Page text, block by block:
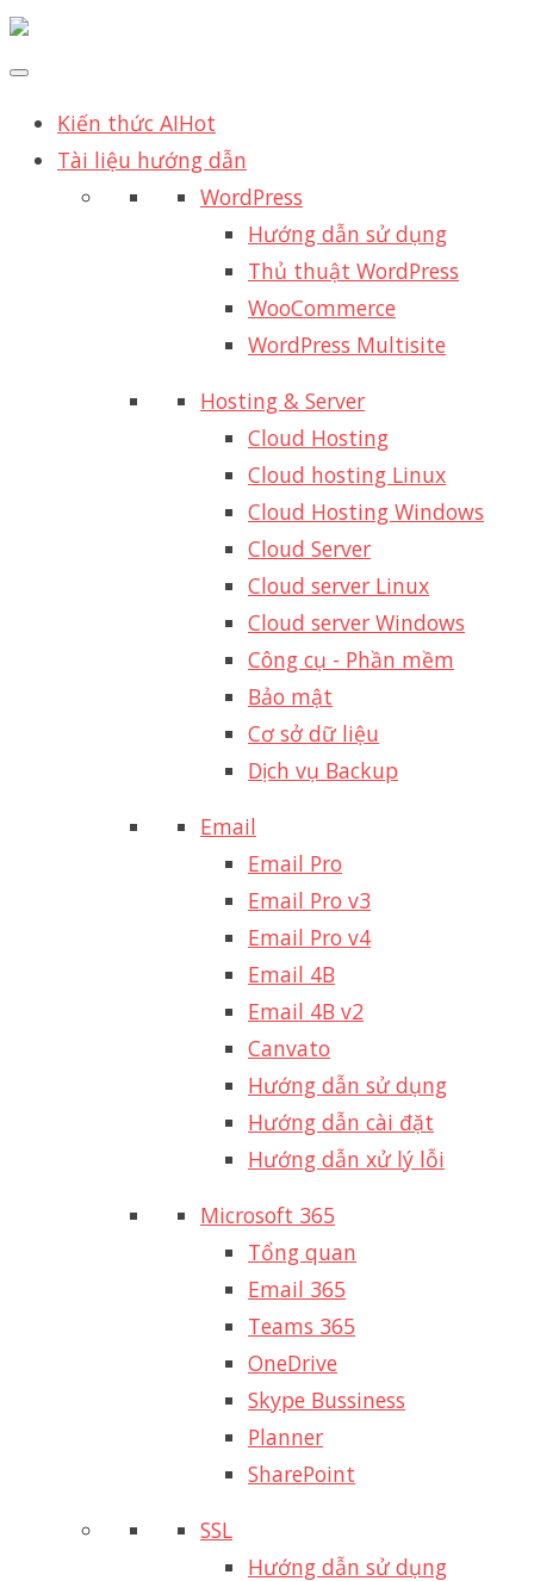
Kiến thức AIHot
Tài liệu hướng dẫn
WordPress
Hướng dẫn sử dụng
Thủ thuật WordPress
WooCommerce
WordPress Multisite
Hosting & Server
Cloud Hosting
Cloud hosting Linux
Cloud Hosting Windows
Cloud Server
Cloud server Linux
Cloud server Windows
Công cụ - Phần mềm
Bảo mật
Cơ sở dữ liệu
Dịch vụ Backup
Email
Email Pro
Email Pro v3
Email Pro v4
Email 4B
Email 4B v2
Canvato
Hướng dẫn sử dụng
Hướng dẫn cài đặt
Hướng dẫn xử lý lỗi
Microsoft 365
Tổng quan
Email 365
Teams 365
OneDrive
Skype Bussiness
Planner
SharePoint
SSL
Hướng dẫn sử dụng